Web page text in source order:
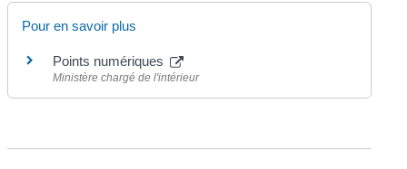
Pour en savoir plus
Points numériques
Ministère chargé de l'intérieur